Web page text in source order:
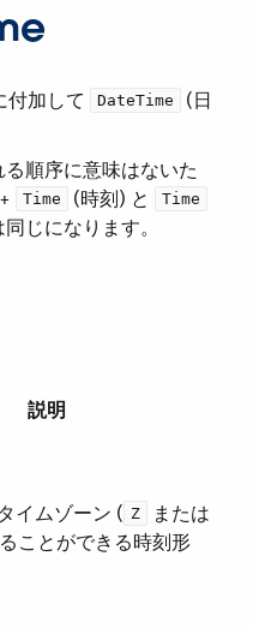
付加して DateTime
​ (日
順序に意味はないた
Time ​ (時刻) と ​ Time
じになります。
説明
イムゾーン (​ Z ​ または ​
ことができる時刻形